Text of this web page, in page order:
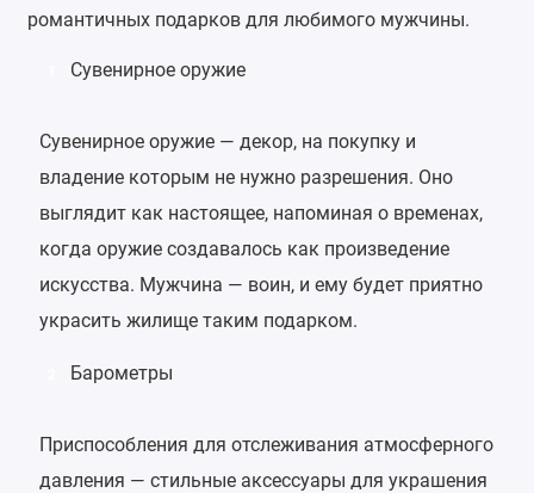
романтичных подарков для любимого мужчины.
Сувенирное оружие
Сувенирное оружие — декор, на покупку и
владение которым не нужно разрешения. Оно
выглядит как настоящее, напоминая о временах,
когда оружие создавалось как произведение
искусства. Мужчина — воин, и ему будет приятно
украсить жилище таким подарком.
Барометры
Приспособления для отслеживания атмосферного
давления — стильные аксессуары для украшения